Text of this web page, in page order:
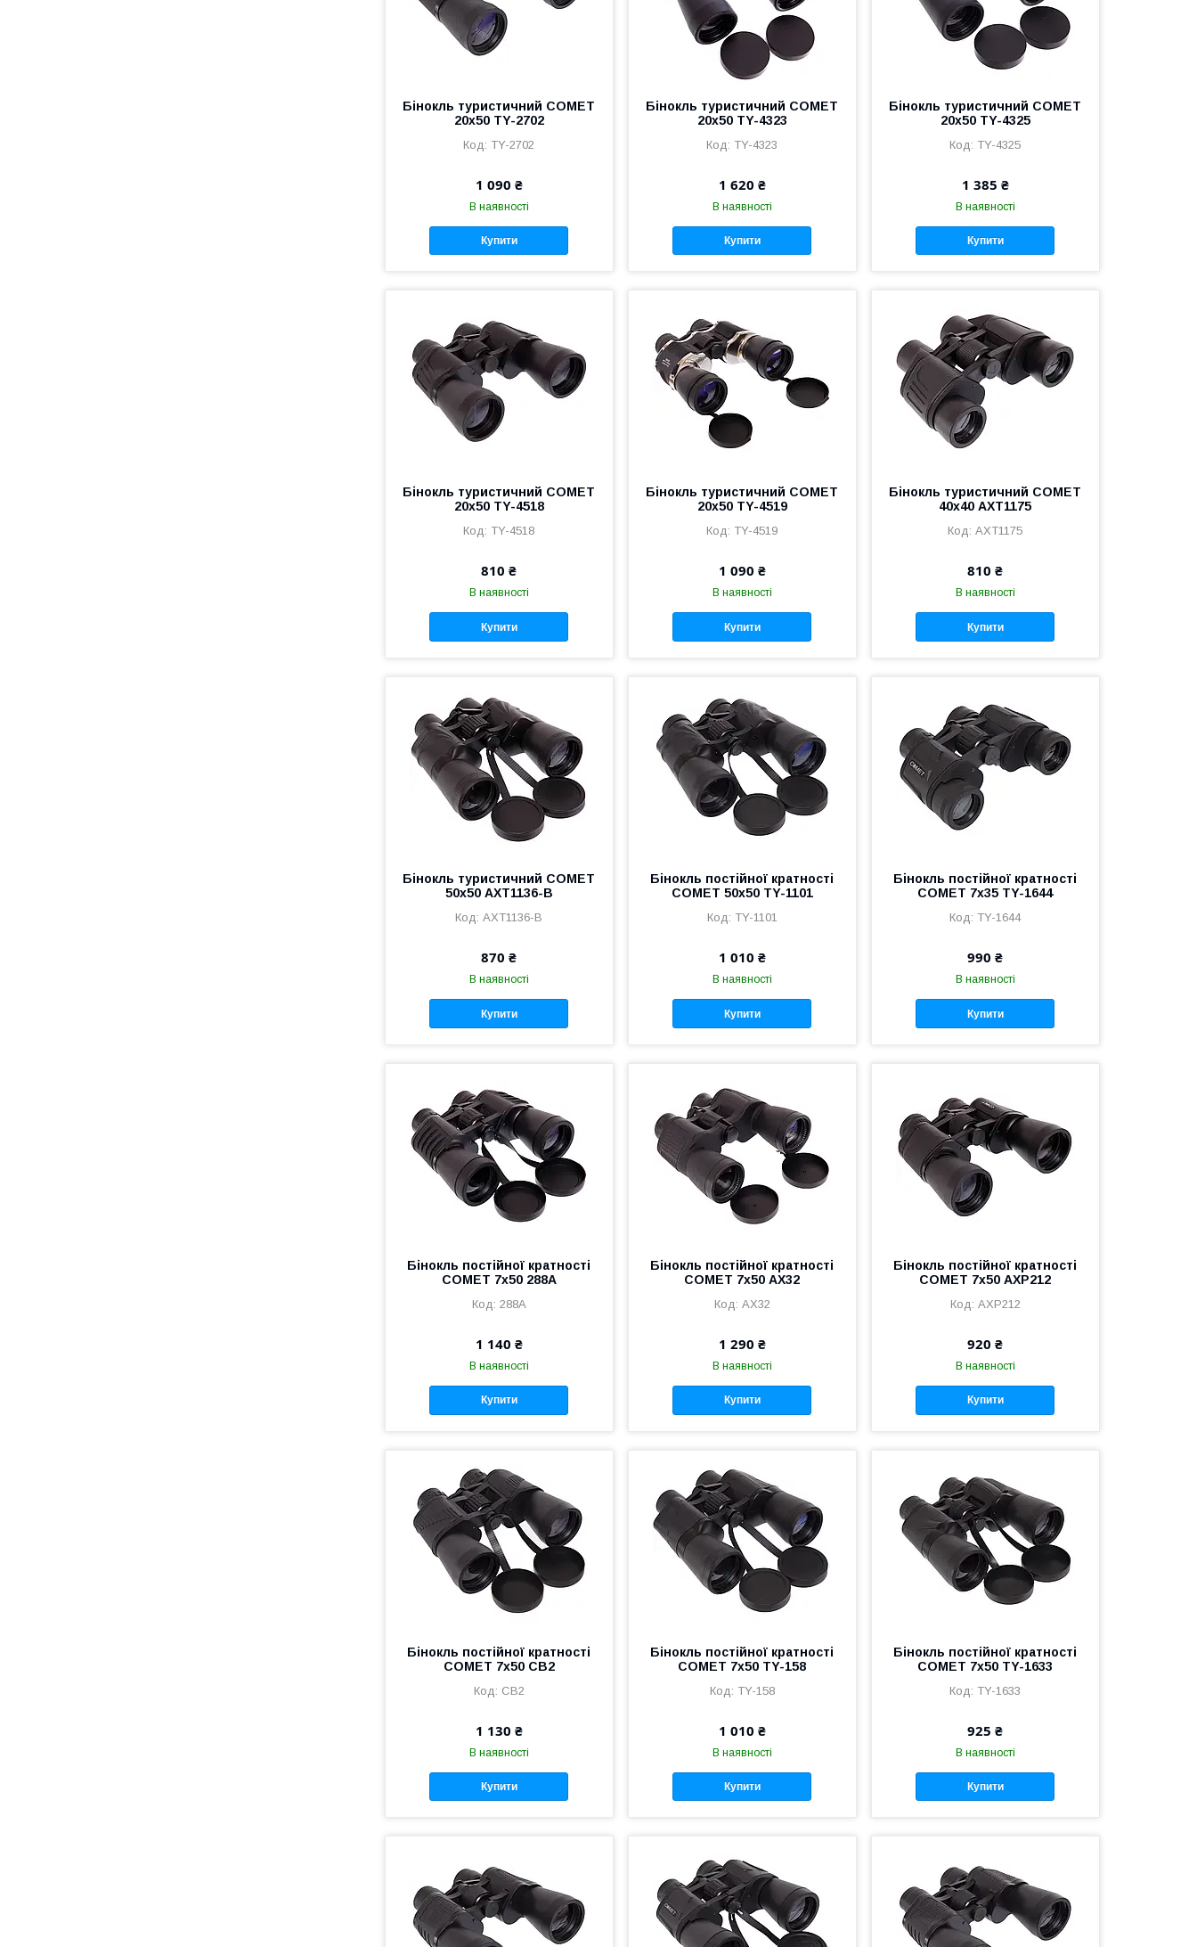
Бінокль туристичний COMET
20х50 TY-2702
TY-2702
1 090 ₴
В наявності
Купити
Бінокль туристичний COMET
20х50 TY-4323
TY-4323
1 620 ₴
В наявності
Купити
Бінокль туристичний COMET
20х50 TY-4325
TY-4325
1 385 ₴
В наявності
Купити
Бінокль туристичний COMET
20х50 TY-4518
TY-4518
810 ₴
В наявності
Купити
Бінокль туристичний COMET
20х50 TY-4519
TY-4519
1 090 ₴
В наявності
Купити
Бінокль туристичний COMET
40х40 AXT1175
AXT1175
810 ₴
В наявності
Купити
Бінокль туристичний COMET
50х50 AXT1136-B
AXT1136-B
870 ₴
В наявності
Купити
Бінокль постійної кратності
COMET 50х50 TY-1101
TY-1101
1 010 ₴
В наявності
Купити
Бінокль постійної кратності
COMET 7х35 TY-1644
TY-1644
990 ₴
В наявності
Купити
Бінокль постійної кратності
COMET 7х50 288A
288A
1 140 ₴
В наявності
Купити
Бінокль постійної кратності
COMET 7х50 AX32
AX32
1 290 ₴
В наявності
Купити
Бінокль постійної кратності
COMET 7х50 AXP212
AXP212
920 ₴
В наявності
Купити
Бінокль постійної кратності
COMET 7х50 CB2
CB2
1 130 ₴
В наявності
Купити
Бінокль постійної кратності
COMET 7х50 TY-158
TY-158
1 010 ₴
В наявності
Купити
Бінокль постійної кратності
COMET 7х50 TY-1633
TY-1633
925 ₴
В наявності
Купити